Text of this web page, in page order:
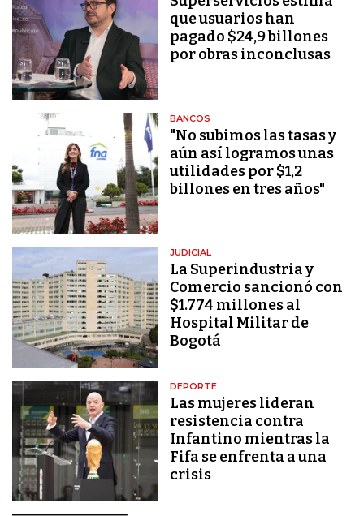
que usuarios han
pagado $24,9 billones
por obras inconclusas
BANCOS
"No subimos las tasas y
aún así logramos unas
utilidades por $1,2
billones en tres años"
JUDICIAL
La Superindustria y
Comercio sancionó con
$1.774 millones al
Hospital Militar de
Bogotá
DEPORTE
Las mujeres lideran
resistencia contra
Infantino mientras la
Fifa se enfrenta a una
crisis